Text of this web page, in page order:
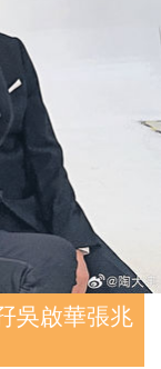
吳啟華張兆